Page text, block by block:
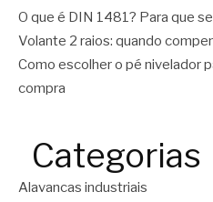
O que é DIN 1481? Para que
Volante 2 raios: quando
Como escolher o pé nivelador
compra
Categorias
Alavancas industriais